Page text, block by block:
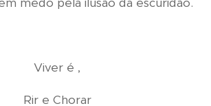
medo pela ilusão da escuridão.
Viver é ,
Rir e Chorar